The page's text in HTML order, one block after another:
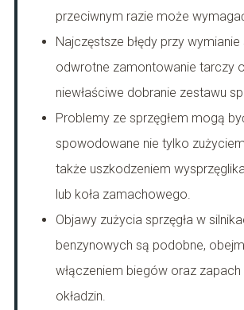
przeciwnym razie może
Najczęstsze błędy przy wymianie
odwrotne zamontowanie tarczy
niewłaściwe dobranie zestawu
Problemy ze sprzęgłem mogą
spowodowane nie tylko
także uszkodzeniem
lub koła zamachowego.
Objawy zużycia sprzęgła w
benzynowych są podobne,
włączeniem biegów oraz
okładzin.